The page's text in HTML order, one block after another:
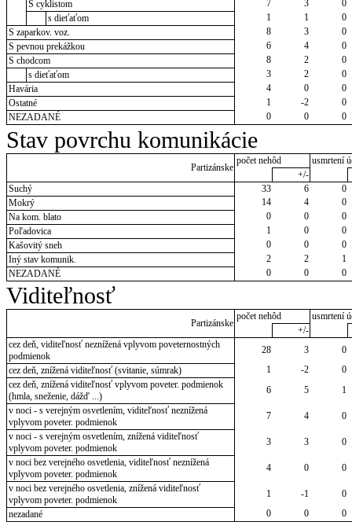
S cyklistom 7 3
0
s dieťaťom
1 1
0
S zaparkov. voz.
8 3
0
S pevnou prekážkou
6 4
0
S chodcom
8 2
0
s dieťaťom
3 2
0
Havária
4 0
0
Ostatné
1 -2
0
NEZADANÉ
0 0 0
Stav povrchu komunikácie
Partizánske
počet nehôd
usmrtení
+/-
Suchý
33 6
0
Mokrý
14 4
0
Na kom. blato
0 0
0
Poľadovica
1 0
0
Kašovitý sneh
0 0
0
Iný stav komunik.
2 2
1
NEZADANÉ
0 0 0
Viditeľnosť
Partizánske
počet nehôd
usmrtení
+/-
cez deň, viditeľnosť neznížená vplyvom poveternostných
podmienok
28 3
0
cez deň, znížená viditeľnosť (svitanie, súmrak)
1 -2
0
cez deň, znížená viditeľnosť vplyvom poveter. podmienok
(hmla, sneženie, dážď ...)
6 5
1
v noci - s verejným osvetlením, viditeľnosť neznížená
vplyvom poveter. podmienok
7 4
0
v noci - s verejným osvetlením, znížená viditeľnosť
vplyvom poveter. podmienok
3 3
0
v noci bez verejného osvetlenia, viditeľnosť neznížená
vplyvom poveter. podmienok
4 0
0
v noci bez verejného osvetlenia, znížená viditeľnosť
vplyvom poveter. podmienok
1 -1
0
nezadané
0 0 0